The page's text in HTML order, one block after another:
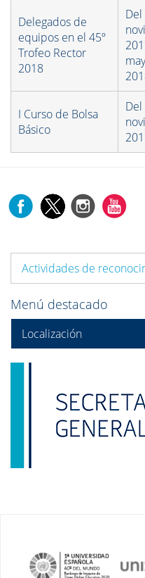
Delegados de
equipos en el 45º
Trofeo Rector
2018
I Curso de Bolsa
Básico
Actividades de
Menú destacado
Localización